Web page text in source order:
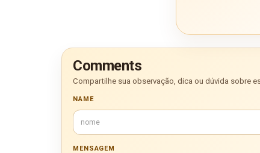
Comments
Compartilhe sua observação, dica ou dúvida sobre
NAME
MENSAGEM